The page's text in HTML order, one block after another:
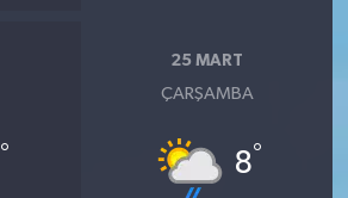
°
25 MART
ÇARŞAMBA
8°